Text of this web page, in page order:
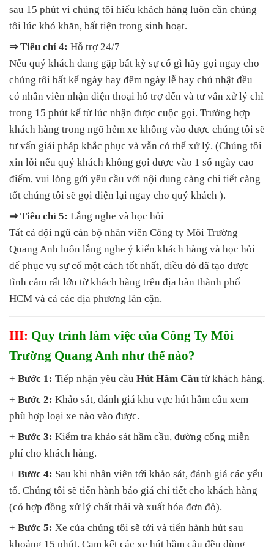
sau 15 phút vì chúng tôi hiểu khách hàng luôn cần chúng
tôi lúc khó khăn, bất tiện trong sinh hoạt.
⇒ Tiêu chí 4: Hỗ trợ 24/7
Nếu quý khách đang gặp bất kỳ sự cố gì hãy gọi ngay cho
chúng tôi bất kể ngày hay đêm ngày lễ hay chủ nhật đều
có nhân viên nhận điện thoại hỗ trợ đến và tư vấn xử lý chỉ
trong 15 phút kể từ lúc nhận được cuộc gọi. Trường hợp
khách hàng trong ngõ hẻm xe không vào được chúng tôi sẽ
tư vấn giải pháp khắc phục và vẫn có thể xử lý. (Chúng tôi
xin lỗi nếu quý khách không gọi được vào 1 số ngày cao
điểm, vui lòng gửi yêu cầu với nội dung càng chi tiết càng
tốt chúng tôi sẽ gọi điện lại ngay cho quý khách ).
⇒ Tiêu chí 5: Lắng nghe và học hỏi
Tất cả đội ngũ cán bộ nhân viên Công ty Môi Trường
Quang Anh luôn lắng nghe ý kiến khách hàng và học hỏi
để phục vụ sự cố một cách tốt nhất, điều đó đã tạo được
tình cảm rất lớn từ khách hàng trên địa bàn thành phố
HCM và cả các địa phương lân cận.
III: Quy trình làm việc của Công Ty Môi
Trường Quang Anh như thế nào?
+ Bước 1: Tiếp nhận yêu cầu Hút Hầm Cầu từ khách hàng.
+ Bước 2: Khảo sát, đánh giá khu vực hút hầm cầu xem
phù hợp loại xe nào vào được.
+ Bước 3: Kiểm tra khảo sát hầm cầu, đường cống miễn
phí cho khách hàng.
+ Bước 4: Sau khi nhân viên tới khảo sát, đánh giá các yếu
tố. Chúng tôi sẽ tiến hành báo giá chi tiết cho khách hàng
(có hợp đồng xử lý chất thải và xuất hóa đơn đỏ).
+ Bước 5: Xe của chúng tôi sẽ tới và tiến hành hút sau
khoảng 15 phút. Cam kết các xe hút hầm cầu đều dùng